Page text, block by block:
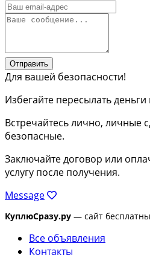
Отправить
Для вашей безопасности!
Избегайте пересылать деньги
Встречайтесь лично, личные
безопасные.
Заключайте договор или
услугу после получения.
Message
КуплюСразу.ру — сайт
Все объявления
Контакты